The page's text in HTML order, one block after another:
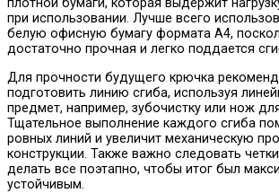
плотной бумаги, которая выдержит
при использовании. Лучше всего
белую офисную бумагу формата А4,
достаточно прочная и легко поддается
Для прочности будущего крючка
подготовить линию сгиба, используя
предмет, например, зубочистку или нож
Тщательное выполнение каждого сгиба
ровных линий и увеличит механическую
конструкции. Также важно следовать
делать все поэтапно, чтобы итог был
устойчивым.